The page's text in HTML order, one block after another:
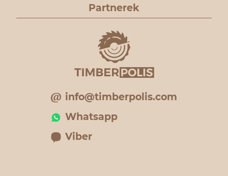
Partnerek
info@timberpolis.com
Whatsapp
Viber